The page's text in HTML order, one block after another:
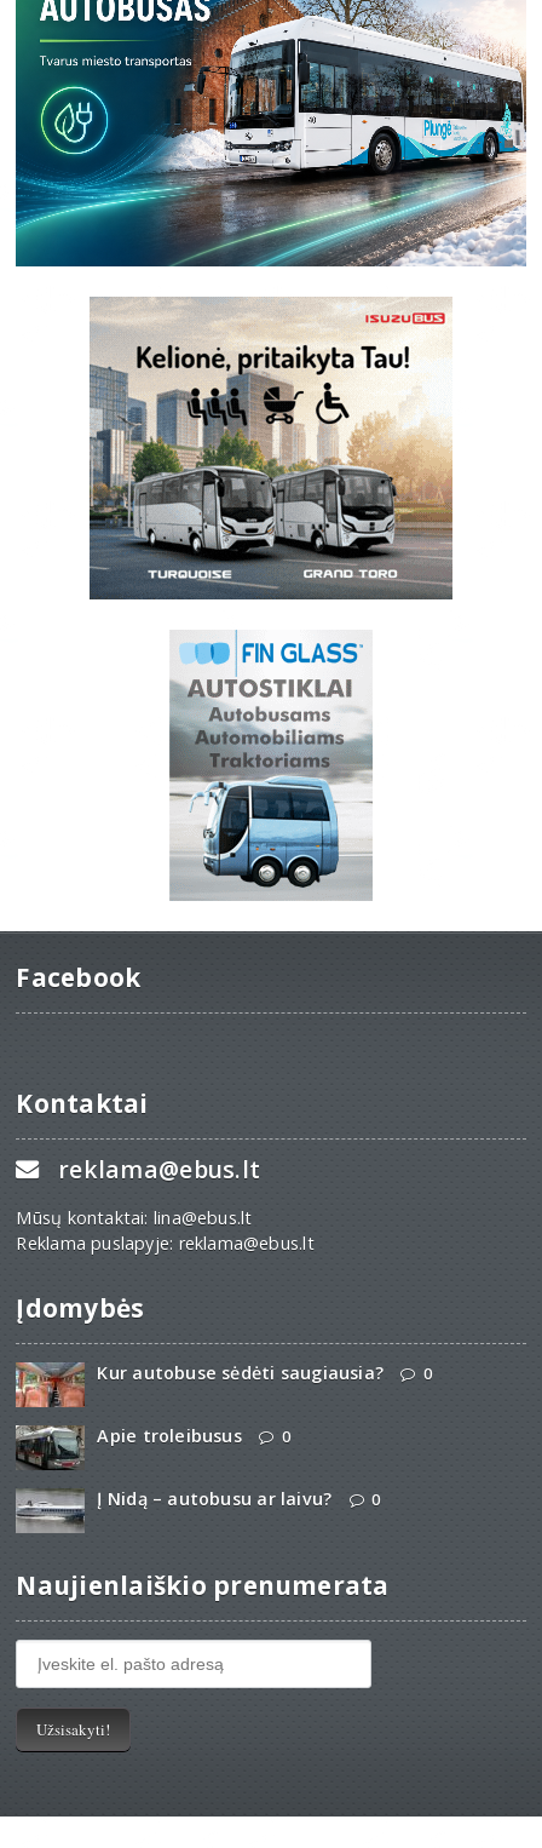
Facebook
Kontaktai
reklama@ebus.lt
Mūsų kontaktai: lina@ebus.lt
Reklama puslapyje: reklama@ebus.lt
Įdomybės
Kur autobuse sėdėti saugiausia? 0
Apie troleibusus 0
Į Nidą – autobusu ar laivu? 0
Naujienlaiškio prenumerata